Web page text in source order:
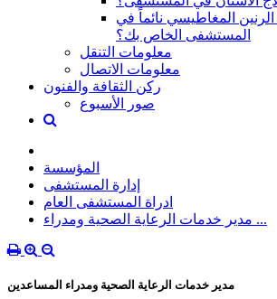
المغاطيسي نائماً في
المستشفى الخاص بك؟
معلومات التنقل
معلومات الاتصال
ركن الثقافة والفنون
صور الأسبوع
المؤسسة
إدارة المستشفى
ادراة المستشفى العام
مدير خدمات الرعاية الصحية ومدراء ...
مدير خدمات الرعاية الصحية ومدراء المساعدين